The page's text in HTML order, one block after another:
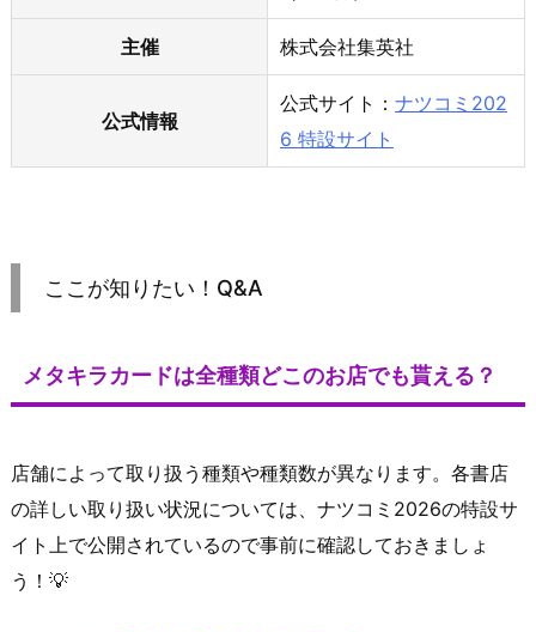
主催 株式会社集英社
公式情報
公式サイト： ナツコミ202
6 特設サイト
ここが知りたい！Q&A
メタキラカードは全種類どこのお店でも貰える？
店舗によって取り扱う種類や種類数が異なります。各書店
の詳しい取り扱い状況については、ナツコミ2026の特設サ
イト上で公開されているので事前に確認しておきましょ
う！💡